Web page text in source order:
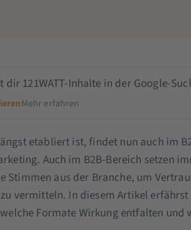
dir 121WATT-Inhalte in der Google-
Mehr erfahren
etabliert ist, findet nun auch im
Auch im B2B-Bereich setzen
Stimmen aus der Branche, um
vermitteln. In diesem Artikel
Formate Wirkung entfalten und